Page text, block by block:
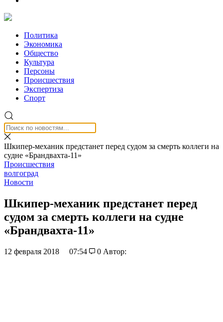
Политика
Экономика
Общество
Культура
Персоны
Происшествия
Экспертиза
Спорт
Шкипер-механик предстанет перед судом за смерть коллеги на
судне «Брандвахта-11»
Происшествия
волгоград
Новости
Шкипер-механик предстанет перед
судом за смерть коллеги на судне
«Брандвахта-11»
12 февраля 2018 07:54 0 Автор: